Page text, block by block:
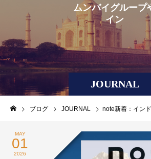
JOURNAL
ムンバイグループ
インドにま る
ブログ JOURNAL note新着：インド国
MAY
01
2026